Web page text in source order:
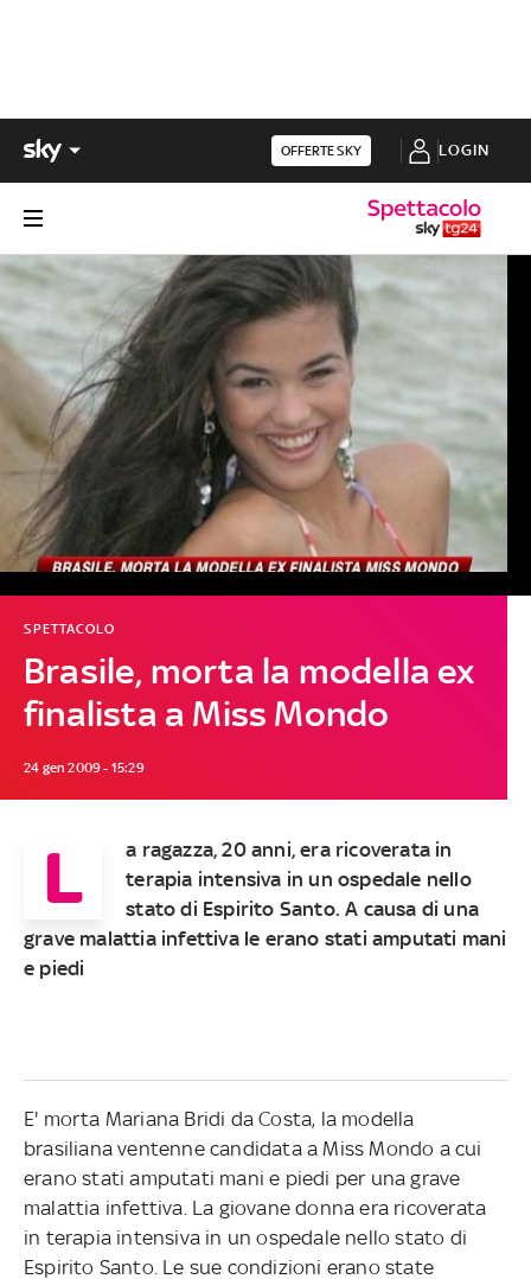
OFFERTE SKY LOGIN
Brasile, morta la modella ex
finalista a Miss Mondo
SPETTACOLO
24 gen 2009 - 15:29
L
a ragazza, 20 anni, era ricoverata in
terapia intensiva in un ospedale nello
stato di Espirito Santo. A causa di una
grave malattia infettiva le erano stati amputati mani
e piedi
E' morta Mariana Bridi da Costa, la modella
brasiliana ventenne candidata a Miss Mondo a cui
erano stati amputati mani e piedi per una grave
malattia infettiva. La giovane donna era ricoverata
in terapia intensiva in un ospedale nello stato di
Espirito Santo. Le sue condizioni erano state